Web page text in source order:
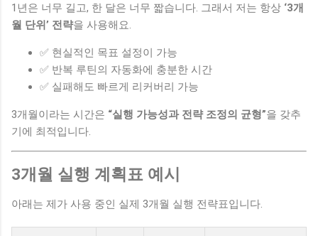
1년은 너무 길고, 한 달은 너무 짧습니다. 그래서 저는 항상 ‘3개
월 단위’ 전략을 사용해요.
✅ 현실적인 목표 설정이 가능
✅ 반복 루틴의 자동화에 충분한 시간
✅ 실패해도 빠르게 리커버리 가능
3개월이라는 시간은 “실행 가능성과 전략 조정의 균형”을 갖추
기에 최적입니다.
3개월 실행 계획표 예시
아래는 제가 사용 중인 실제 3개월 실행 전략표입니다.